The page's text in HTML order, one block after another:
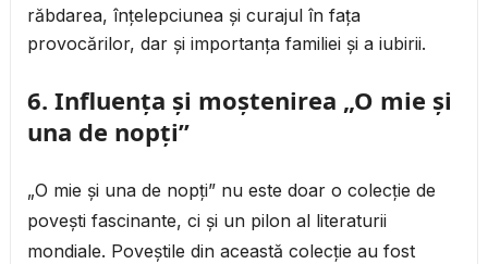
răbdarea, înțelepciunea și curajul în fața
provocărilor, dar și importanța familiei și a iubirii.
6. Influența și moștenirea „O mie și
una de nopți”
„O mie și una de nopți” nu este doar o colecție de
povești fascinante, ci și un pilon al literaturii
mondiale. Poveștile din această colecție au fost